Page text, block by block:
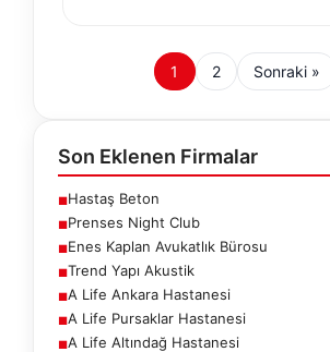
1 2 Sonraki »
Son Eklenen Firmalar
■Hastaş Beton
■Prenses Night Club
■Enes Kaplan Avukatlık Bürosu
■Trend Yapı Akustik
■A Life Ankara Hastanesi
■A Life Pursaklar Hastanesi
■A Life Altındağ Hastanesi